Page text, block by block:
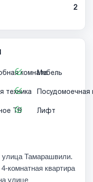
2
комнатаМебель
техника Посудомоечная
ТВ Лифт
улица Тамарашвили.
комнатная квартира
улице